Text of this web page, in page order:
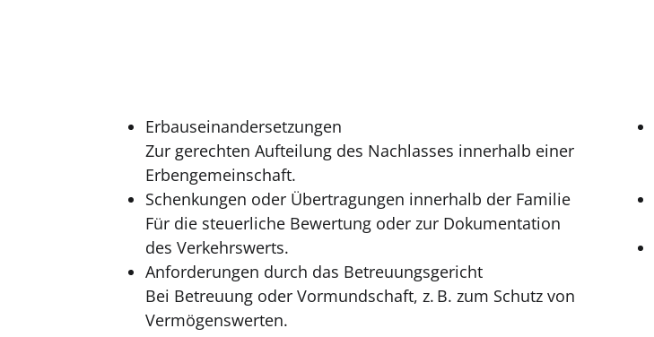
Erbauseinandersetzungen
Zur gerechten Aufteilung des Nachlasses innerhalb einer
Erbengemeinschaft.
Schenkungen oder Übertragungen innerhalb der Familie
Für die steuerliche Bewertung oder zur Dokumentation
des Verkehrswerts.
Anforderungen durch das Betreuungsgericht
Bei Betreuung oder Vormundschaft, z. B. zum Schutz von
Vermögenswerten.